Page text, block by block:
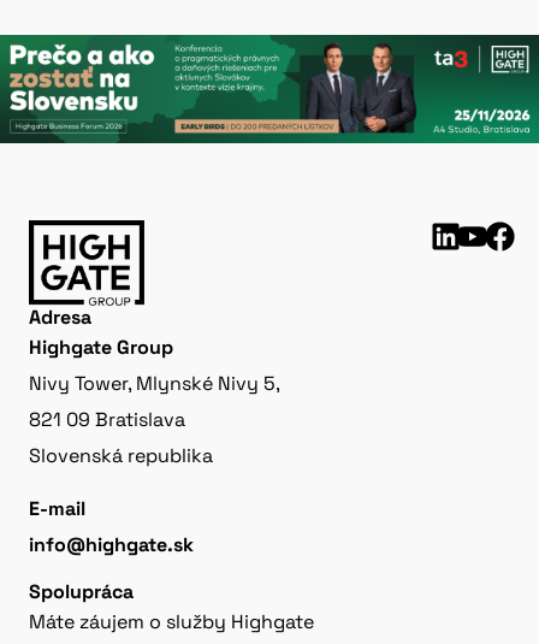
Adresa
Highgate Group
Nivy Tower, Mlynské Nivy 5,
821 09 Bratislava
Slovenská republika
E-mail
info@highgate.sk
Spolupráca
Máte záujem o služby Highgate